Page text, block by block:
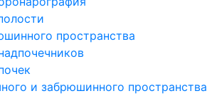
пространства
и забрюшинного пространства